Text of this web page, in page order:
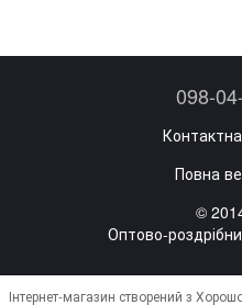
098-
Повна
©
Оптово-
Інтернет-магазин створений з